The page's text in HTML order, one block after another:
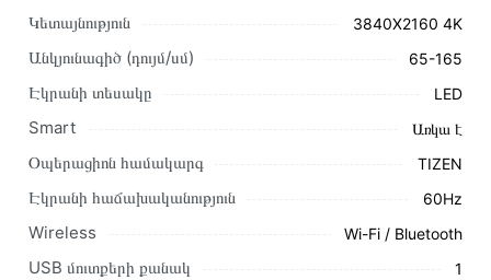
Այս ապրանքը գնելու համար սեղմեք
զամբյուղին»
կամ սեղմեք
Կարող եք նաև պատվիրել՝ զանգահարելով կայքում նշված
կոնտակտային համարներին։
Կայքում տվյալ ապրանքի՝ Հեռուստացույց SAMSUNG
UE65U8000FUXRU առաքման և վճարման պայմանները
Կետայնություն 3840X2160 4K
Անկյունագիծ (դույմ/սմ) 65-165
Էկրանի տեսակը LED
Smart Առկա է
Օպերացիոն համակարգ TIZEN
Էկրանի հաճախականություն 60Hz
Wireless Wi-Fi / Bluetooth
USB մուտքերի քանակ 1